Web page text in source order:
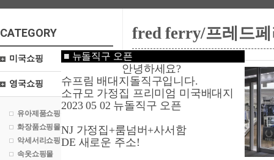
■ 뉴돌직구 오픈
안녕하세요?
슈프림 배대지돌직구입니다.
소규모 가정집 프리미엄 미국배대지
2023 05 02 뉴돌직구 오픈
NJ 가정집+룸넘버+사서함
DE 새로운 주소!
CATEGORY
미국쇼핑
영국쇼핑
유아제품쇼핑몰
화장품쇼핑몰
악세서리쇼핑몰
속옷쇼핑몰
fred ferry/프레드